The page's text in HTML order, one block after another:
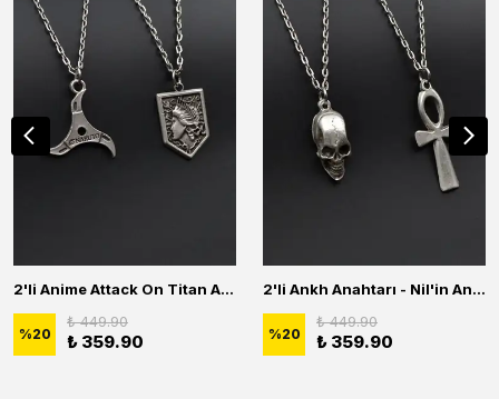
2'li Anime Attack On Titan Acrylic Maria Anime Naruto Erkek Kadın Kolye Seti
%20
₺ 449.90
₺ 359.90
2'li Ankh Anahtarı - Nil'in Anahtarı - Kuru Kafa Erkek Kadın Kolye Seti
%20
₺ 449.90
₺ 359.90